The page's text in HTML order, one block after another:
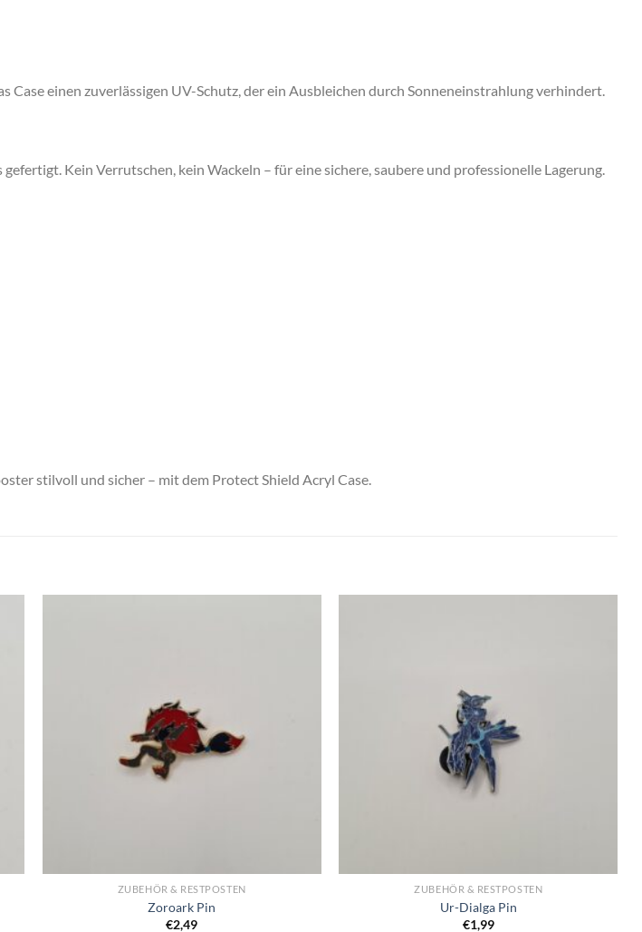
Case einen zuverlässigen UV-Schutz , der ein Ausbleichen durch Sonneneinstrahlung verhindert.
gefertigt. Kein Verrutschen, kein Wackeln – für eine sichere, saubere und professionelle Lagerung.
stilvoll und sicher – mit dem Protect Shield Acryl Case
ZUBEHÖR & RESTPOSTEN
Zoroark Pin
€2,49
ZUBEHÖR & RESTPOSTEN
Ur-Dialga Pin
€1,99